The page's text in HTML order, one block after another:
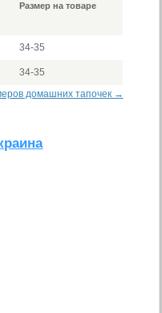
Размер на товаре
34-35
34-35
домашних тапочек →